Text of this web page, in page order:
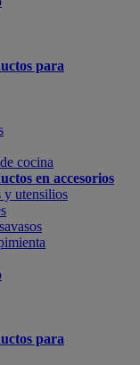
para
cocina
en accesorios
y utensilios
para